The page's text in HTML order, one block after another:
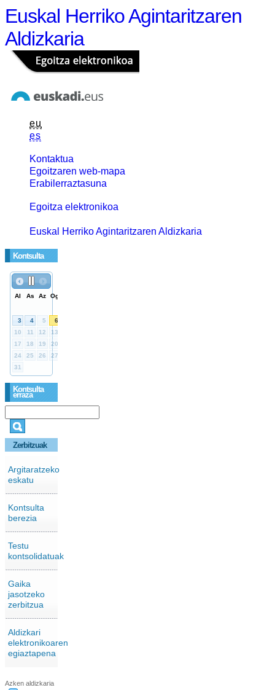
Euskal Herriko Agintaritzaren
Aldizkaria
eu
es
Kontaktua
Egoitzaren web-mapa
Erabilerraztasuna
Egoitza elektronikoa
Euskal Herriko Agintaritzaren Aldizkaria
Kontsulta
Kontsulta
erraza
Zerbitzuak
Argitaratzeko
eskatu
Kontsulta
berezia
Testu
kontsolidatuak
Gaika
jasotzeko
zerbitzua
Aldizkari
elektronikoaren
egiaztapena
Azken aldizkaria